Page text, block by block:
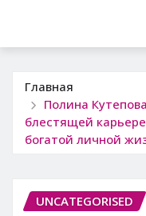
Главная
Полина
блестящей
богатой личной
UNCATEGORISED